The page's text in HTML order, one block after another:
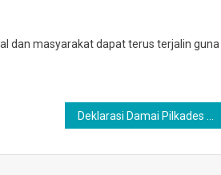
dan masyarakat dapat terus terjalin guna